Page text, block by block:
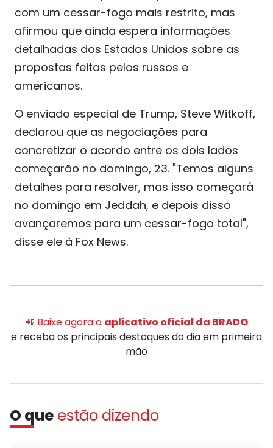
com um cessar-fogo mais restrito, mas
afirmou que ainda espera informações
detalhadas dos Estados Unidos sobre as
propostas feitas pelos russos e
americanos.
O enviado especial de Trump, Steve Witkoff,
declarou que as negociações para
concretizar o acordo entre os dois lados
começarão no domingo, 23. "Temos alguns
detalhes para resolver, mas isso começará
no domingo em Jeddah, e depois disso
avançaremos para um cessar-fogo total",
disse ele à Fox News.
📲 Baixe agora o aplicativo oficial da BRADO
e receba os principais destaques do dia em primeira
mão
O que estão dizendo